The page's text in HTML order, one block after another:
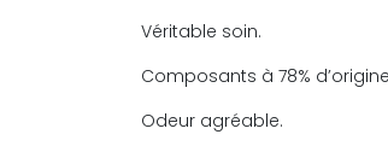
Véritable soin.
Composants à 78%
Odeur agréable.